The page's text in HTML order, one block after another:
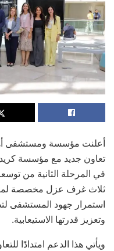
أعلنت مؤسسة ومستشفى
تعاون جديد مع مؤسسة
في المرحلة الثانية من
ثلاث غرف عزل مخصصة
استمرار جهود المستشفى
وتعزيز قدرتها الاستيعابية.
ويأتي هذا الدعم امتدادًا